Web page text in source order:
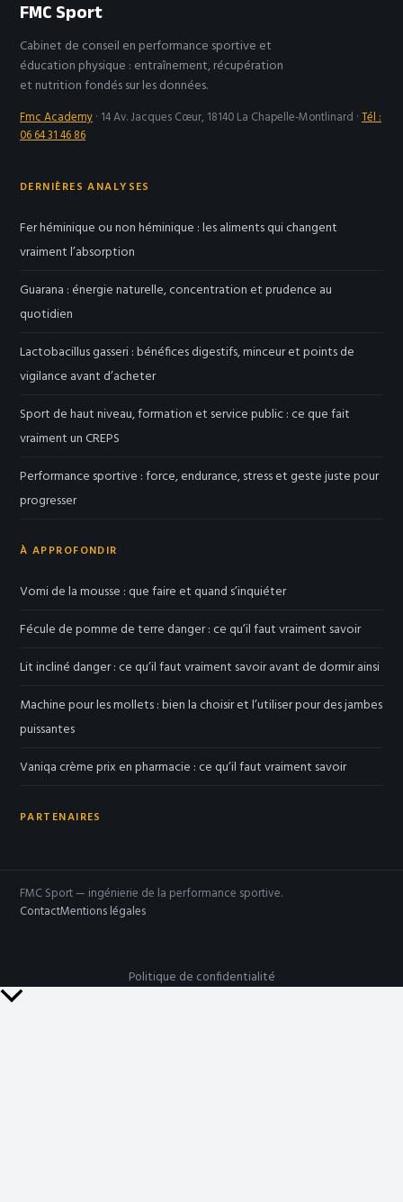
FMC Sport
Cabinet de conseil en performance sportive et
éducation physique : entraînement, récupération
et nutrition fondés sur les données.
Fmc Academy · 14 Av. Jacques Cœur, 18140 La Chapelle-Montlinard · Tél :
06 64 31 46 86
DERNIÈRES ANALYSES
Fer héminique ou non héminique : les aliments qui changent
vraiment l’absorption
Guarana : énergie naturelle, concentration et prudence au
quotidien
Lactobacillus gasseri : bénéfices digestifs, minceur et points de
vigilance avant d’acheter
Sport de haut niveau, formation et service public : ce que fait
vraiment un CREPS
Performance sportive : force, endurance, stress et geste juste pour
progresser
À APPROFONDIR
Vomi de la mousse : que faire et quand s’inquiéter
Fécule de pomme de terre danger : ce qu’il faut vraiment savoir
Lit incliné danger : ce qu’il faut vraiment savoir avant de dormir ainsi
Machine pour les mollets : bien la choisir et l’utiliser pour des jambes
puissantes
Vaniqa crème prix en pharmacie : ce qu’il faut vraiment savoir
PARTENAIRES
FMC Sport — ingénierie de la performance sportive.
ContactMentions légales
Politique de confidentialité